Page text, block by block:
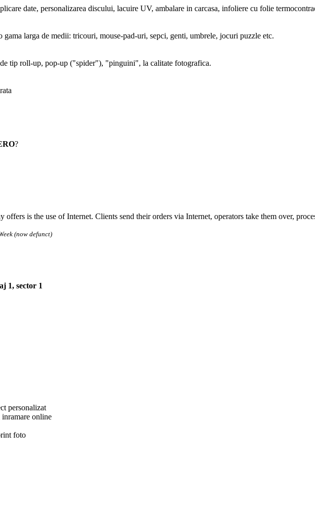
date, personalizarea discului, lacuire UV, ambalare in carcasa, infoliere cu folie
gama larga de medii: tricouri, mouse-pad-uri, sepci, genti, umbrele, jocuri puzzle etc.
tip roll-up, pop-up ("spider"), "pinguini", la calitate fotografica.
?
is the use of Internet. Clients send their orders via Internet, operators take them over,
(now defunct)
1, sector 1
personalizat
online
foto